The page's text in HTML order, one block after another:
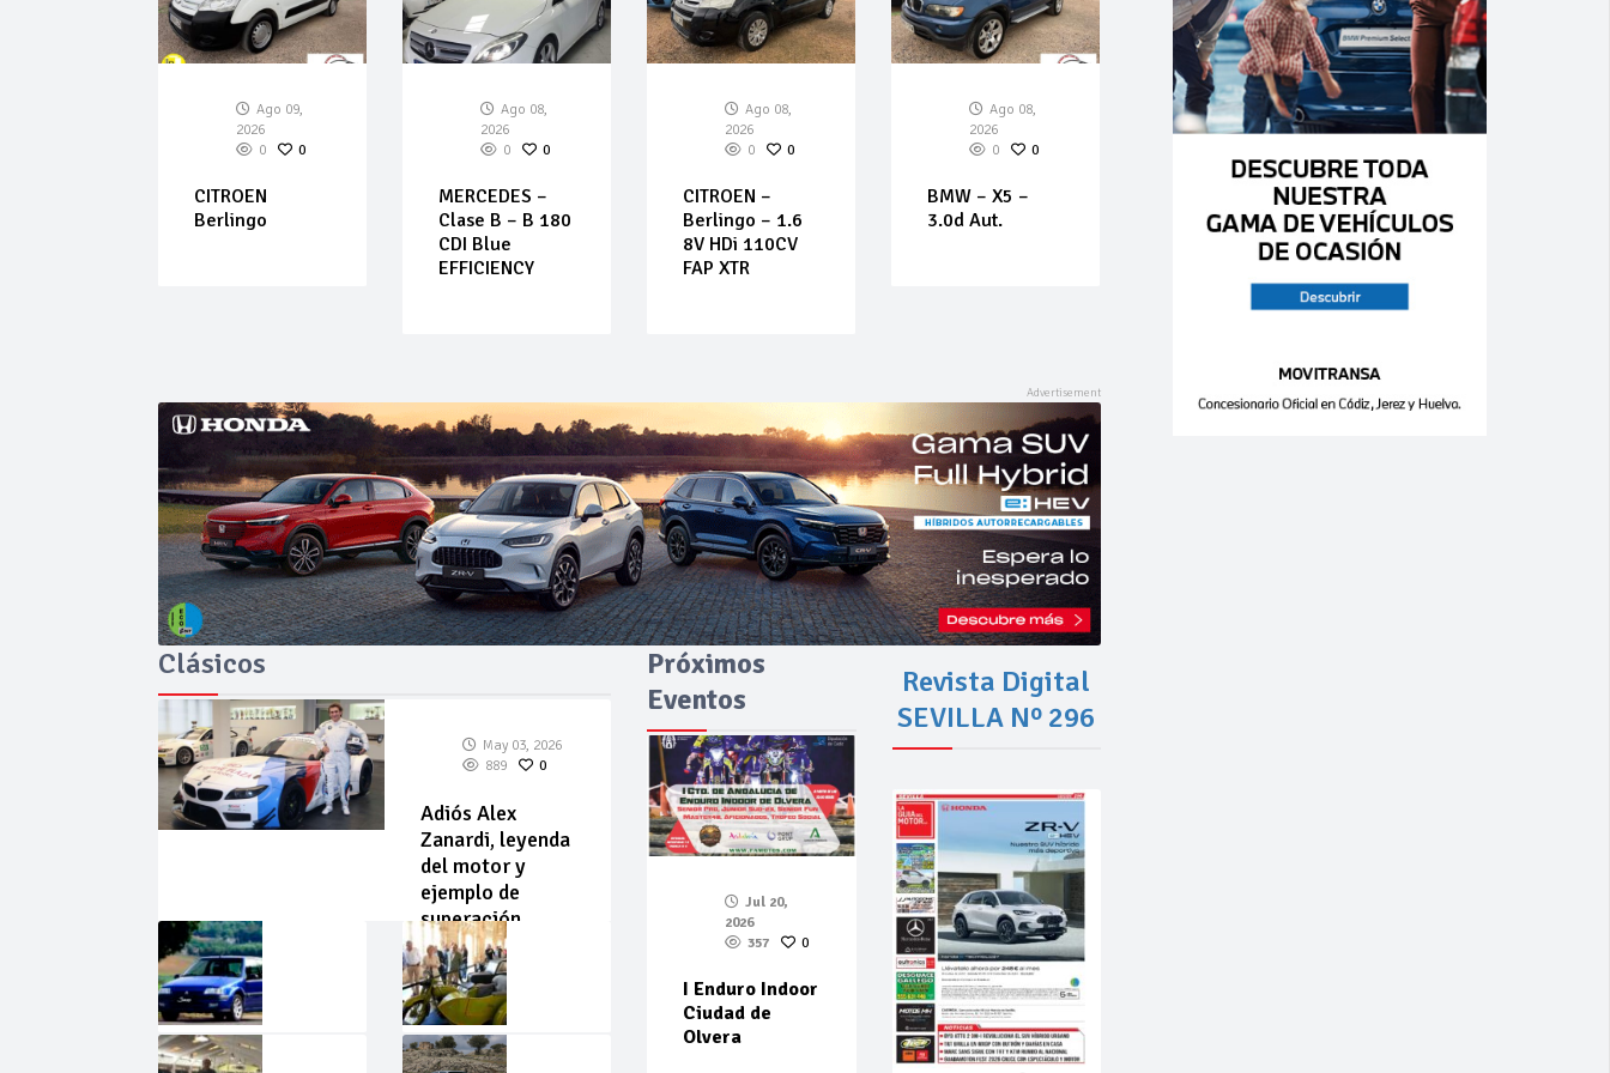
Ago 09,
2026
0
0
CITROEN
Berlingo
Ago 08,
2026
0
0
MERCEDES –
Clase B – B 180
CDI Blue
EFFICIENCY
Ago 08,
2026
0
0
CITROEN –
Berlingo – 1.6
8V HDi 110CV
FAP XTR
Ago 08,
2026
0
0
BMW – X5 –
3.0d Aut.
Clásicos
May 03, 2026
889
0
Adiós Alex
Zanardi, leyenda
del motor y
ejemplo de
superación
Próximos
Eventos
Jul 20,
2026
357
0
I Enduro Indoor
Ciudad de
Olvera
Revista Digital
SEVILLA Nº 296